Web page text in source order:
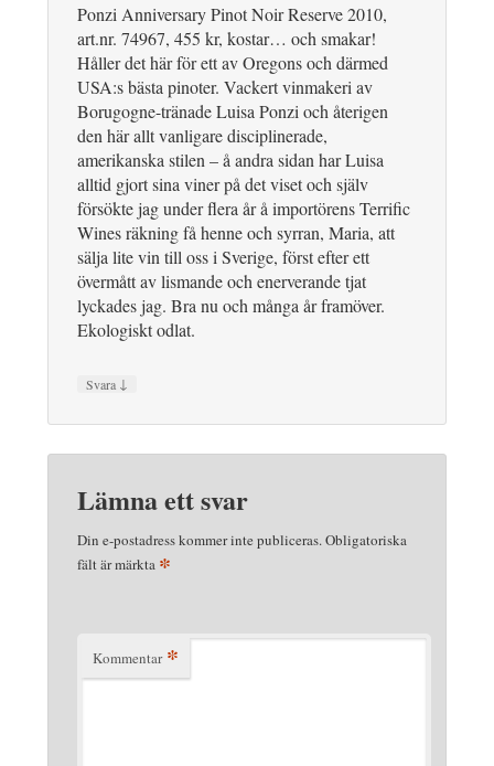
Ponzi Anniversary Pinot Noir Reserve 2010,
art.nr. 74967, 455 kr, kostar… och smakar!
Håller det här för ett av Oregons och därmed
USA:s bästa pinoter. Vackert vinmakeri av
Borugogne-tränade Luisa Ponzi och återigen
den här allt vanligare disciplinerade,
amerikanska stilen – å andra sidan har Luisa
alltid gjort sina viner på det viset och själv
försökte jag under flera år å importörens Terrific
Wines räkning få henne och syrran, Maria, att
sälja lite vin till oss i Sverige, först efter ett
övermått av lismande och enerverande tjat
lyckades jag. Bra nu och många år framöver.
Ekologiskt odlat.
Svara ↓
Lämna ett svar
Din e-postadress kommer inte publiceras. Obligatoriska
fält är märkta *
Kommentar *